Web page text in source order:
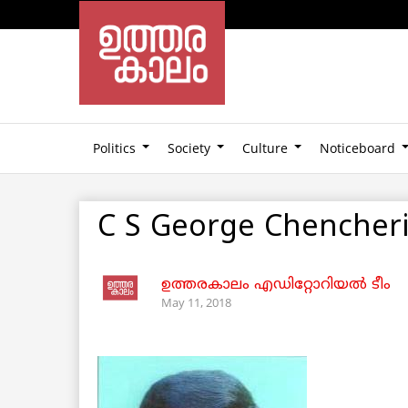
Politics Society Culture Noticeboard
C S George
ഉത്തരകാലം എഡിറ്റോറിയല്‍ ടീം
May 11, 2018